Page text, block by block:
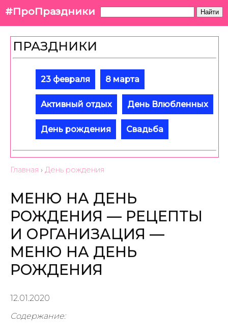
#ПроПраздники Найти
ПРАЗДНИКИ
23 февраля 8 марта
Активный отдых День Влюбленных
День рождения Свадьба
Главная › День рождения
МЕНЮ НА ДЕНЬ
РОЖДЕНИЯ — РЕЦЕПТЫ
И ОРГАНИЗАЦИЯ —
МЕНЮ НА ДЕНЬ
РОЖДЕНИЯ
12.01.2020
Содержание: